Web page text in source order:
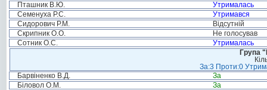
Пташник В.Ю.
Утрималась
Семенуха Р.С.
Утримався
Сидорович Р.М.
Відсутній
Скрипник О.О.
Не голосував
Сотник О.С.
Утрималась
Група
За:3 Проти:0
Барвіненко В.Д.
За
Біловол О.М.
За